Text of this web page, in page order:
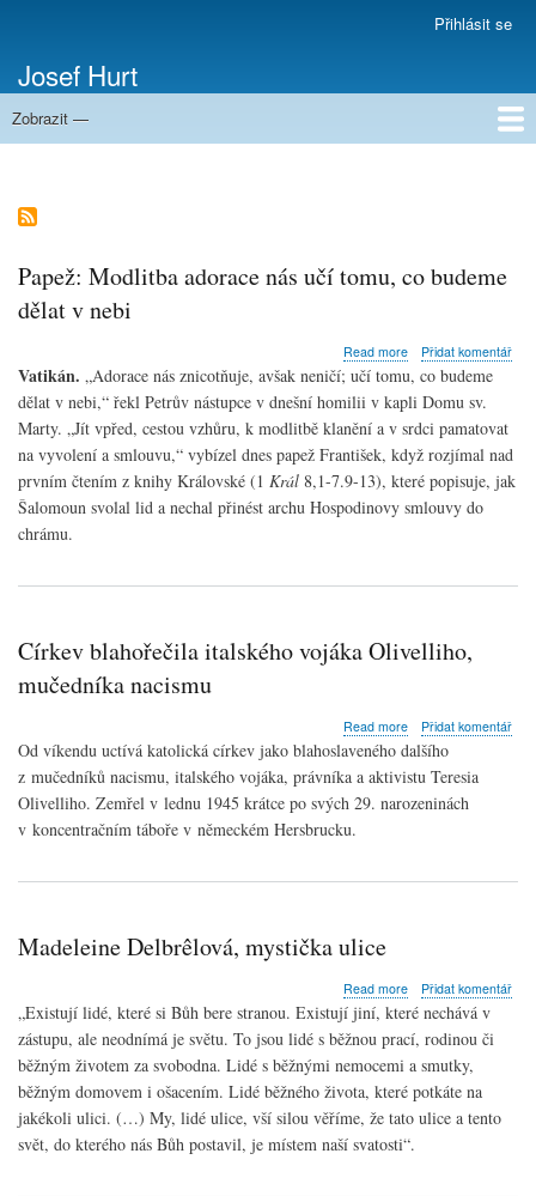
obsahu
uživatelského
účtu
Přihlásit se
Josef Hurt
Zobrazit —
Papež: Modlitba adorace nás učí tomu, co budeme
dělat v nebi
Read moreabout
Papež:
Modlitba
adorace
nás
učí
tomu,
co
budeme
Přidat komentář
Vatikán. „Adorace nás znicotňuje, avšak neničí; učí tomu, co budeme
dělat v nebi,“ řekl Petrův nástupce v dnešní homilii v kapli Domu sv.
Marty. „Jít vpřed, cestou vzhůru, k modlitbě klanění a v srdci pamatovat
na vyvolení a smlouvu,“ vybízel dnes papež František, když rozjímal nad
prvním čtením z knihy Královské (1 Král 8,1-7.9-13), které popisuje, jak
Šalomoun svolal lid a nechal přinést archu Hospodinovy smlouvy do
chrámu.
Církev blahořečila italského vojáka Olivelliho,
mučedníka nacismu
Read moreabout
Církev
italského
vojáka
Přidat komentář
Od víkendu uctívá katolická církev jako blahoslaveného dalšího
z mučedníků nacismu, italského vojáka, právníka a aktivistu Teresia
Olivelliho. Zemřel v lednu 1945 krátce po svých 29. narozeninách
v koncentračním táboře v německém Hersbrucku.
Madeleine Delbrêlová, mystička ulice
Read moreabout
Madeleine
mystička
ulice
Přidat komentář
„Existují lidé, které si Bůh bere stranou. Existují jiní, které nechává v
zástupu, ale neodnímá je světu. To jsou lidé s běžnou prací, rodinou či
běžným životem za svobodna. Lidé s běžnými nemocemi a smutky,
běžným domovem i ošacením. Lidé běžného života, které potkáte na
jakékoli ulici. (…) My, lidé ulice, vší silou věříme, že tato ulice a tento
svět, do kterého nás Bůh postavil, je místem naší svatosti“.